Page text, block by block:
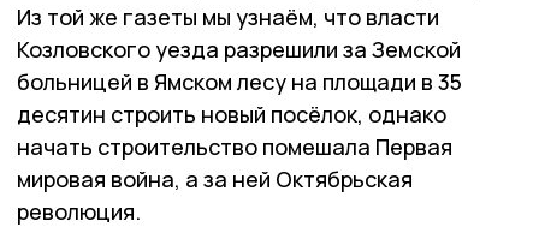
Из той же газеты мы узнаём, что власти
Козловского уезда разрешили за Земской
больницей в Ямском лесу на площади в 35
десятин строить новый посёлок, однако
начать строительство помешала Первая
мировая война, а за ней Октябрьская
революция.